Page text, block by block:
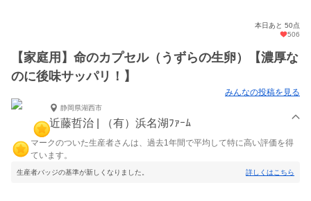
本日あと 50点
506
【家庭用】命のカプセル（うずらの生卵）【濃厚な
のに後味サッパリ！】
みんなの投稿を見る
静岡県湖西市
近藤哲治 | （有）浜名湖ﾌｧｰﾑ
マークのついた生産者さんは、過去1年間で平均して特に高い評価を得
ています。
生産者バッジの基準が新しくなりました。 詳しくはこちら